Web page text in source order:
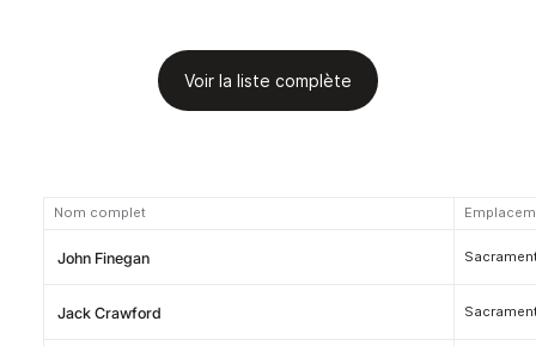
Voir la liste complète
Nom complet
John Finegan
Jack Crawford